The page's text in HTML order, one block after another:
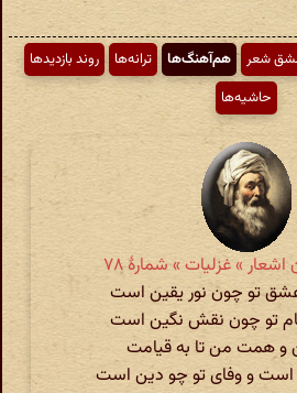
شعر هم‌آهنگ‌ها ترانه‌ها
روند بازدیدها
حاشیه‌ها
» غزلیات » شمارهٔ ۷۸
تو چون نور یقین است
تو چون نقش نگین است
و همت من تا به قیامت
است و وفای تو چو دین است